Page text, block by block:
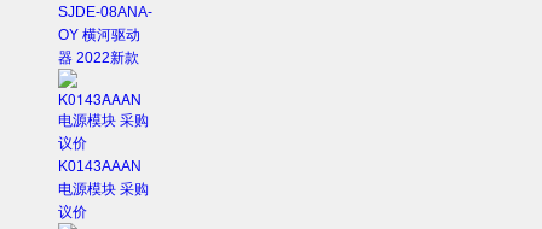
SJDE-08ANA-
OY 横河驱动
器 2022新款
K0143AAAN
电源模块 采购
议价